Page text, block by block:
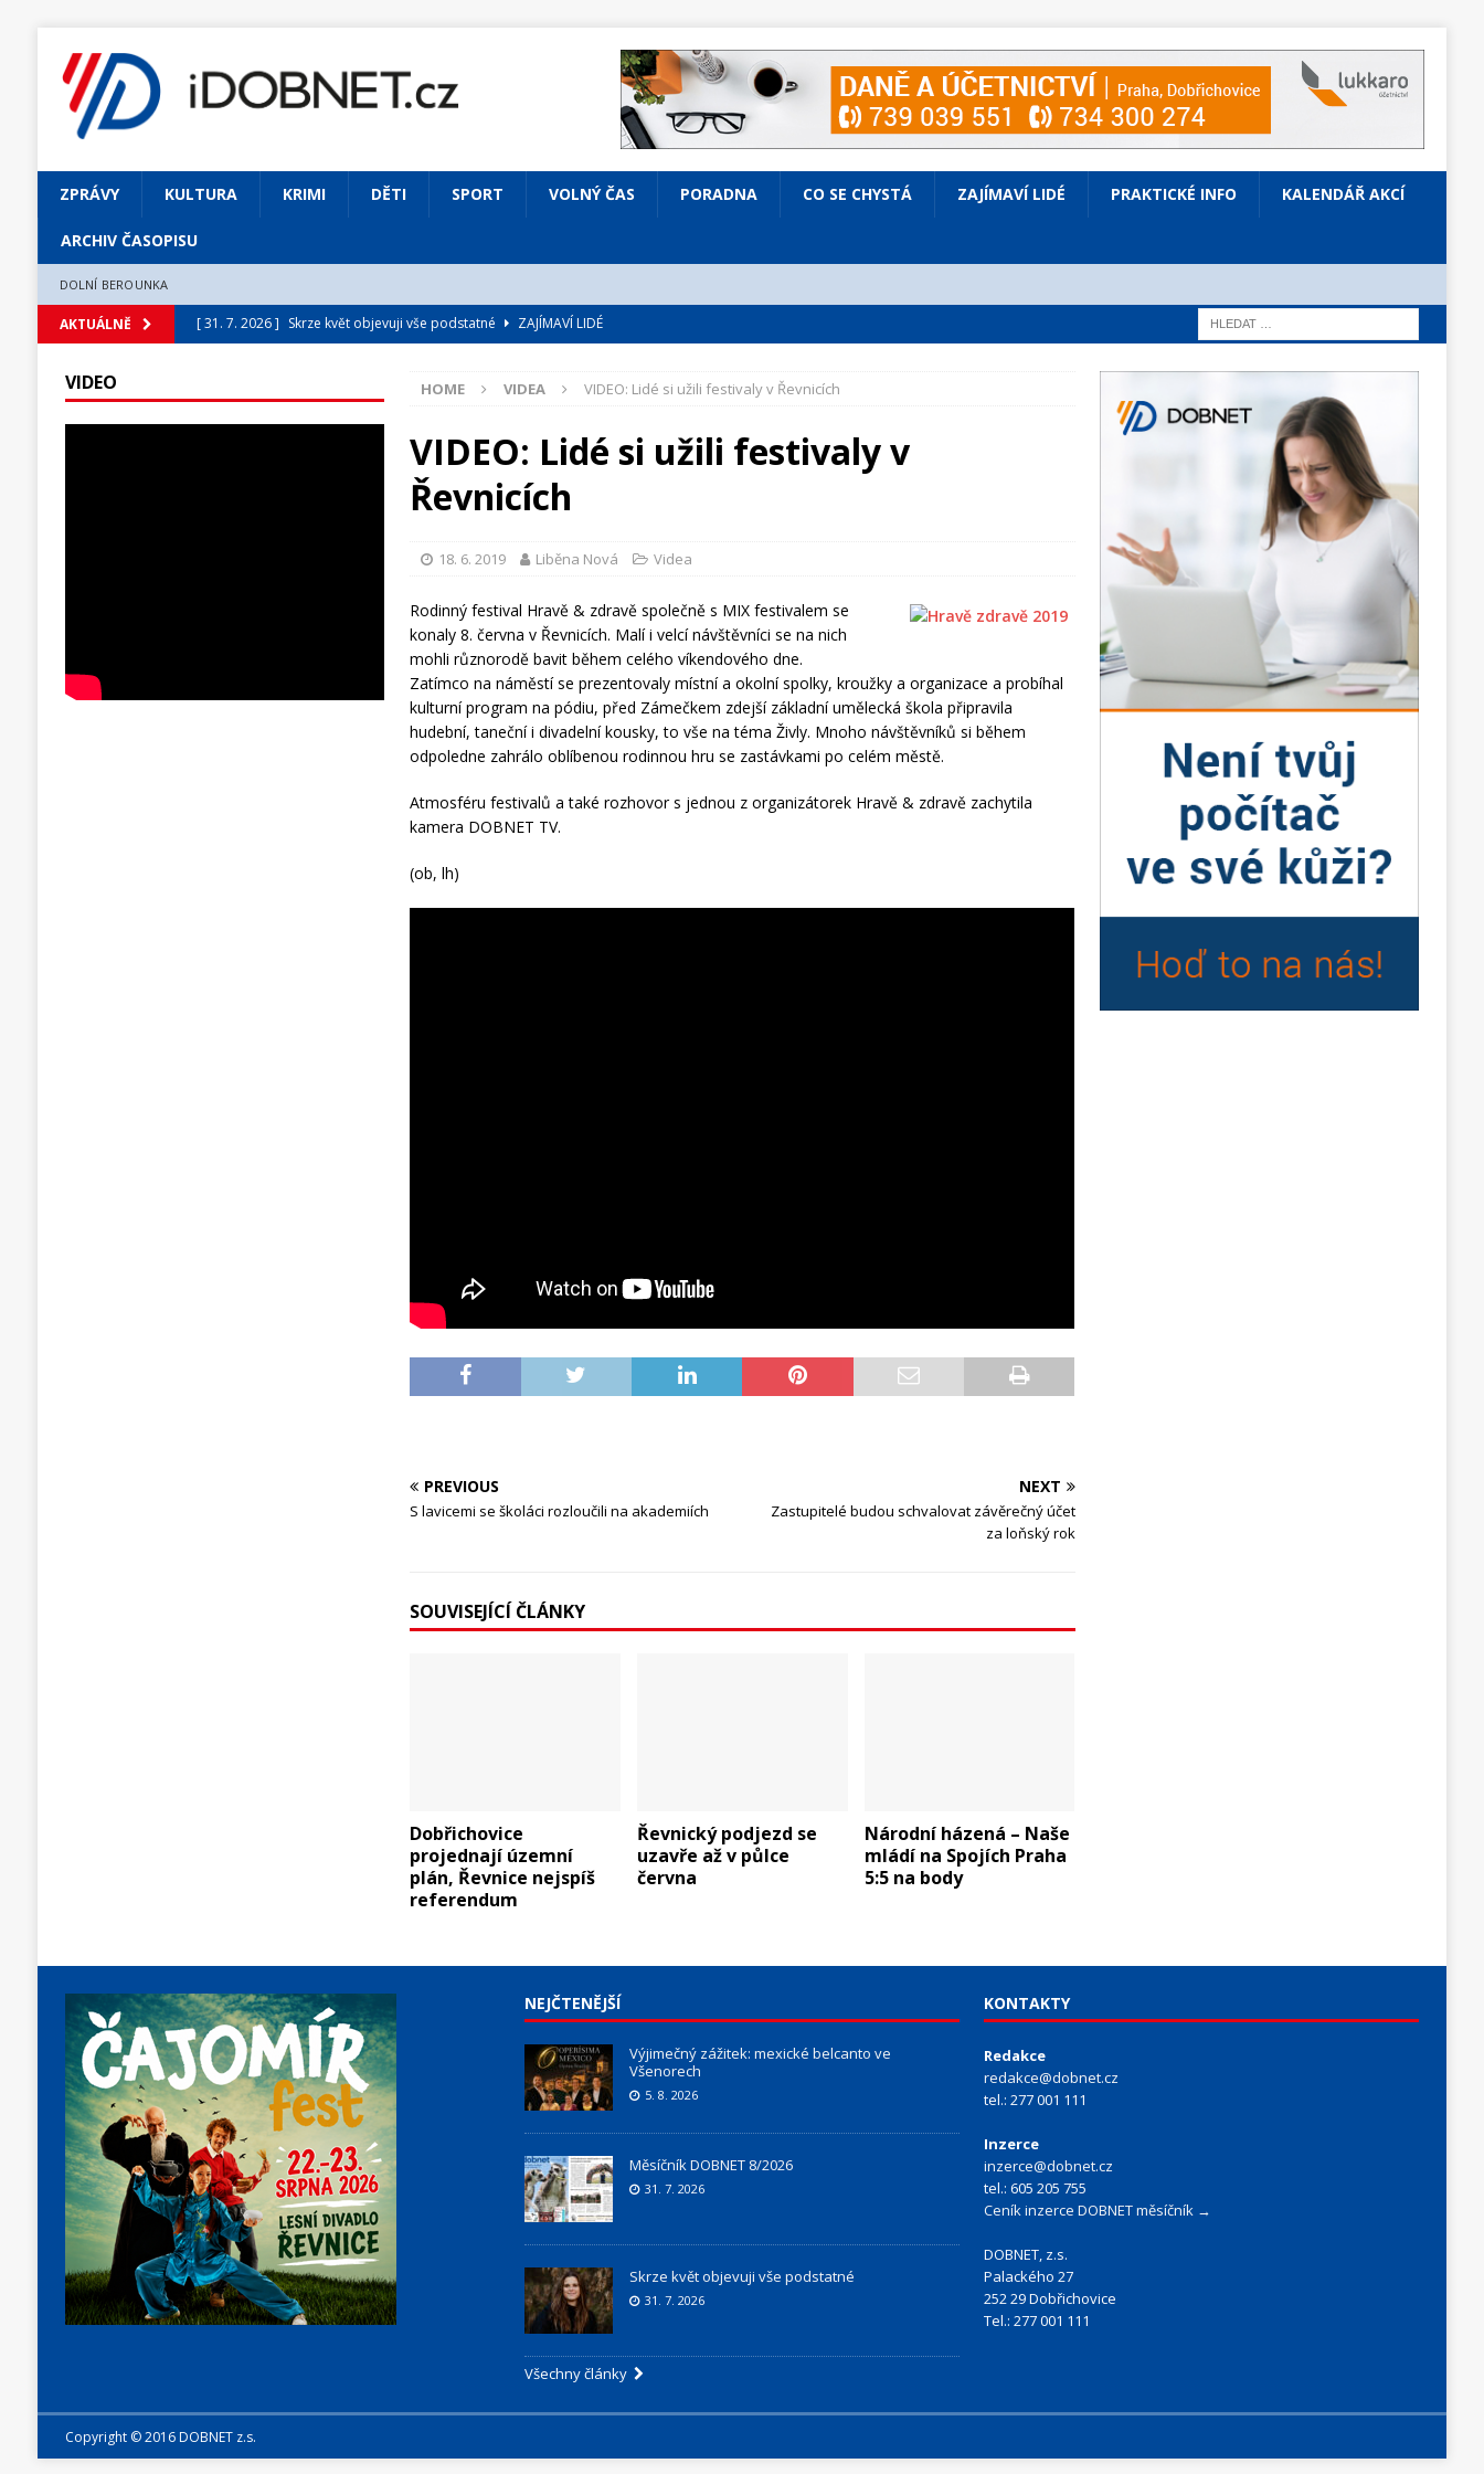
ZPRÁVY KULTURA KRIMI DĚTI SPORT VOLNÝ ČAS PORADNA CO SE CHYSTÁ ZAJÍMAVÍ LIDÉ PRAKTICKÉ INFO KALENDÁŘ AKCÍ
ARCHIV ČASOPISU
DOLNÍ BEROUNKA
AKTUÁLNĚ [ 31. 7. 2026 ] Skrze květ objevuji vše podstatné
ZAJÍMAVÍ LIDÉ
[ 31. 7. 2026 ] Zámek Liteň rozezní hvězdně obsazená Prodaná nevěsta
KULTURA
Výjimečný zážitek: mexické belcanto ve Všenorech
KULTURA
Měsíčník DOBNET 8/2026
HOME VIDEA VIDEO: Lidé si užili festivaly v Řevnicích
VIDEO: Lidé si užili festivaly v
Řevnicích
18. 6. 2019 Liběna Nová Videa
Rodinný festival Hravě & zdravě společně s MIX festivalem se
konaly 8. června v Řevnicích. Malí i velcí návštěvníci se na nich
mohli různorodě bavit během celého víkendového dne.
Zatímco na náměstí se prezentovaly místní a okolní spolky, kroužky a organizace a probíhal
kulturní program na pódiu, před Zámečkem zdejší základní umělecká škola připravila
hudební, taneční i divadelní kousky, to vše na téma Živly. Mnoho návštěvníků si během
odpoledne zahrálo oblíbenou rodinnou hru se zastávkami po celém městě.
Atmosféru festivalů a také rozhovor s jednou z organizátorek Hravě & zdravě zachytila
kamera DOBNET TV.
(ob, lh)
PREVIOUS
S lavicemi se školáci rozloučili na akademiích
NEXT
Zastupitelé budou schvalovat závěrečný účet
za loňský rok
SOUVISEJÍCÍ ČLÁNKY
Dobřichovice
projednají územní
plán, Řevnice nejspíš
referendum
Řevnický podjezd se
uzavře až v půlce
června
Národní házená – Naše
mládí na Spojích Praha
5:5 na body
VIDEO
NEJČTENĚJŠÍ
Výjimečný zážitek: mexické belcanto ve
Všenorech
5. 8. 2026
Měsíčník DOBNET 8/2026
31. 7. 2026
Skrze květ objevuji vše podstatné
31. 7. 2026
Všechny články
KONTAKTY
Redakce
redakce@dobnet.cz
tel.: 277 001 111
Inzerce
inzerce@dobnet.cz
tel.: 605 205 755
Ceník inzerce DOBNET měsíčník →
DOBNET, z.s.
Palackého 27
252 29 Dobřichovice
Tel.: 277 001 111
Copyright © 2016 DOBNET z.s.